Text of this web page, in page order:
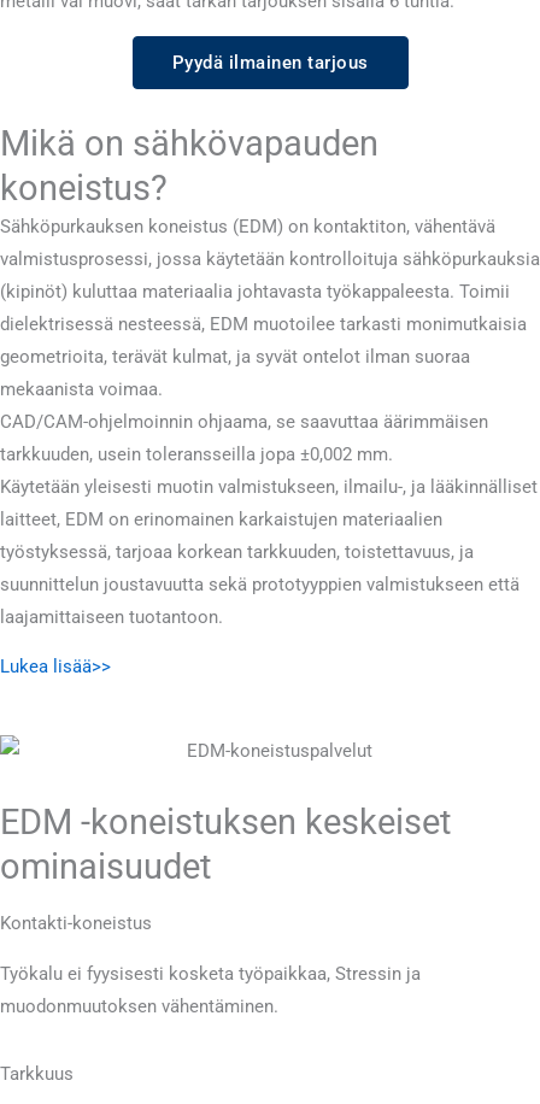
Pyydä ilmainen tarjous
Mikä on sähkövapauden
koneistus?
Sähköpurkauksen koneistus (EDM) on kontaktiton, vähentävä
valmistusprosessi, jossa käytetään kontrolloituja sähköpurkauksia
(kipinöt) kuluttaa materiaalia johtavasta työkappaleesta. Toimii
dielektrisessä nesteessä, EDM muotoilee tarkasti monimutkaisia ​​
geometrioita, terävät kulmat, ja syvät ontelot ilman suoraa
mekaanista voimaa.
CAD/CAM-ohjelmoinnin ohjaama, se saavuttaa äärimmäisen
tarkkuuden, usein toleransseilla jopa ±0,002 mm.
Käytetään yleisesti muotin valmistukseen, ilmailu-, ja lääkinnälliset
laitteet, EDM on erinomainen karkaistujen materiaalien
työstyksessä, tarjoaa korkean tarkkuuden, toistettavuus, ja
suunnittelun joustavuutta sekä prototyyppien valmistukseen että
laajamittaiseen tuotantoon.
Lukea lisää>>
EDM -koneistuksen keskeiset
ominaisuudet
Kontakti-koneistus
Työkalu ei fyysisesti kosketa työpaikkaa, Stressin ja
muodonmuutoksen vähentäminen.
Tarkkuus